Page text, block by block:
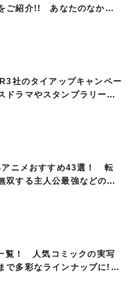
ご紹介!! あなたのなかの
社のタイアップキャンペー
ラマやスタンプラリー、
アニメおすすめ43選！ 転
双する主人公最強などの人
覧！ 人気コミックの実写
で多彩なラインナップに!!